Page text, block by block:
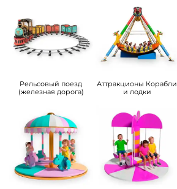
Рельсовый поезд
(железная дорога)
Аттракционы Корабли
и лодки